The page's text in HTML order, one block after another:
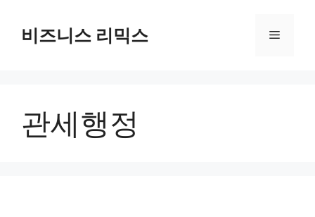
비즈니스 리믹스 메
관세행정